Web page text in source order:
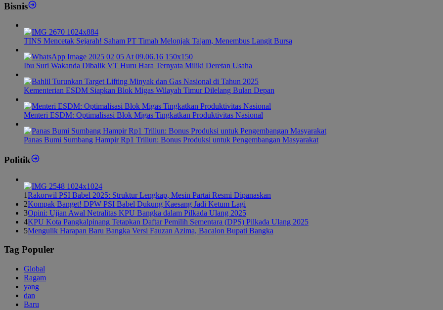
Bisnis
TINS Mencetak Sejarah! Saham PT Timah Melonjak Tajam, Menembus Langit Bursa
Ibu Suri Wakanda Dibalik VT Huru Hara Ternyata Miliki Deretan Usaha
Kementerian ESDM Siapkan Blok Migas Wilayah Timur Dilelang Bulan Depan
Menteri ESDM: Optimalisasi Blok Migas Tingkatkan Produktivitas Nasional
Panas Bumi Sumbang Hampir Rp1 Triliun: Bonus Produksi untuk Pengembangan Masyarakat
Politik
1Rakorwil PSI Babel 2025: Struktur Lengkap, Mesin Partai Resmi Dipanaskan
2Kompak Banget! DPW PSI Babel Dukung Kaesang Jadi Ketum Lagi
3Opini: Ujian Awal Netralitas KPU Bangka dalam Pilkada Ulang 2025
4KPU Kota Pangkalpinang Tetapkan Daftar Pemilih Sementara (DPS) Pilkada Ulang 2025
5Mengulik Harapan Baru Bangka Versi Fauzan Azima, Bacalon Bupati Bangka
Tag Populer
Global
Ragam
yang
dan
Baru